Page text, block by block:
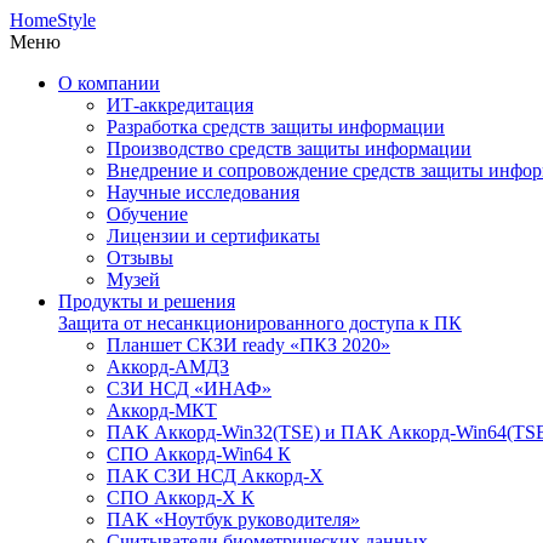
HomeStyle
Меню
О компании
ИТ-аккредитация
Разработка средств защиты информации
Производство средств защиты информации
Внедрение и сопровождение средств защиты
Научные исследования
Обучение
Лицензии и сертификаты
Отзывы
Музей
Продукты и решения
Защита от несанкционированного доступа к ПК
Планшет СКЗИ ready «ПКЗ 2020»
Аккорд-АМДЗ
СЗИ НСД «ИНАФ»
Аккорд-МКТ
ПАК Аккорд-Win32(TSE) и ПАК Аккорд-
СПО Аккорд-Win64 К
ПАК СЗИ НСД Аккорд-X
СПО Аккорд-X К
ПАК «Ноутбук руководителя»